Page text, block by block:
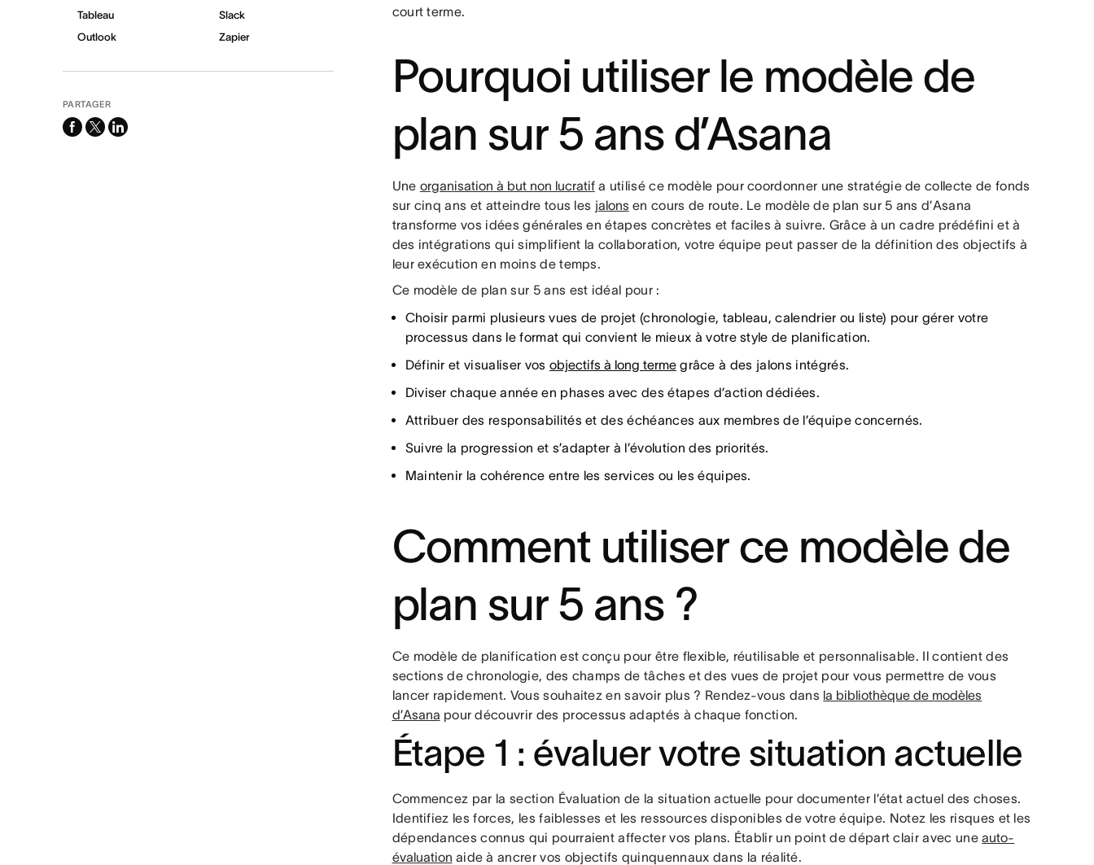
Tableau
Slack
Outlook
Zapier
PARTAGER
facebook
x-
linkedin
court terme.
Pourquoi utiliser le modèle de
plan sur 5 ans d’Asana
Une organisation à but non lucratifa utilisé ce modèle pour coordonner une stratégie de collecte de fonds
sur cinq ans et atteindre tous les jalons en cours de route. Le modèle de plan sur 5 ans d’Asana
transforme vos idées générales en étapes concrètes et faciles à suivre. Grâce à un cadre prédéfini et à
des intégrations qui simplifient la collaboration, votre équipe peut passer de la définition des objectifs à
leur exécution en moins de temps.
Ce modèle de plan sur 5 ans est idéal pour :
Choisir parmi plusieurs vues de projet (chronologie, tableau, calendrier ou liste) pour gérer votre
processus dans le format qui convient le mieux à votre style de planification.
Définir et visualiser vos objectifs à long termegrâce à des jalons intégrés.
Diviser chaque année en phases avec des étapes d’action dédiées.
Attribuer des responsabilités et des échéances aux membres de l’équipe concernés.
Suivre la progression et s’adapter à l’évolution des priorités.
Maintenir la cohérence entre les services ou les équipes.
Comment utiliser ce modèle de
plan sur 5 ans ?
Ce modèle de planification est conçu pour être flexible, réutilisable et personnalisable. Il contient des
sections de chronologie, des champs de tâches et des vues de projet pour vous permettre de vous
lancer rapidement. Vous souhaitez en savoir plus ? Rendez-vous dans la bibliothèque de modèles
d’Asana pour découvrir des processus adaptés à chaque fonction.
Étape 1 : évaluer votre situation actuelle
Commencez par la section Évaluation de la situation actuelle pour documenter l’état actuel des choses.
Identifiez les forces, les faiblesses et les ressources disponibles de votre équipe. Notez les risques et les
dépendances connus qui pourraient affecter vos plans. Établir un point de départ clair avec uneauto-
évaluation aide à ancrer vos objectifs quinquennaux dans la réalité.